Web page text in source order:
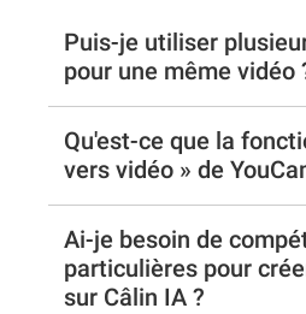
Puis-je utiliser
pour une même vidéo
Qu'est-ce que la
vers vidéo » de
Ai-je besoin de
particulières pour
sur Câlin IA ?